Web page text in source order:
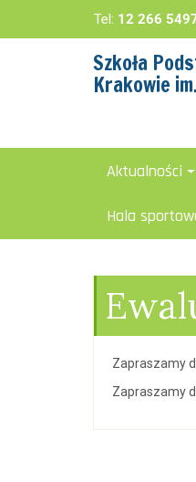
Tel: 12 266
Szkoła
Krakowie
Aktualności
Hala
Zapraszamy
Zapraszamy